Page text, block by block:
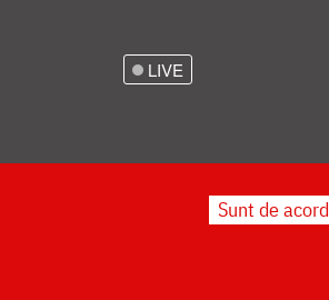
LIVE
Sunt de acord